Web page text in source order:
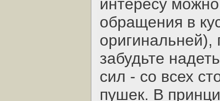
интересу
обращения в
оригинальней),
забудьте
сил - со всех
пушек. В